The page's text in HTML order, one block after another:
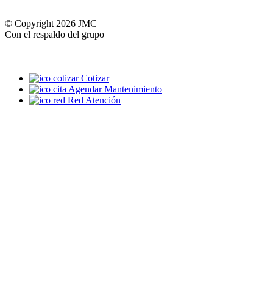
© Copyright 2026 JMC
Con el respaldo del grupo
Cotizar
Agendar Mantenimiento
Red Atención